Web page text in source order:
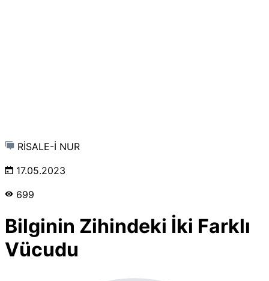
RİSALE-İ NUR
17.05.2023
699
Bilginin Zihindeki İki Farklı
Vücudu